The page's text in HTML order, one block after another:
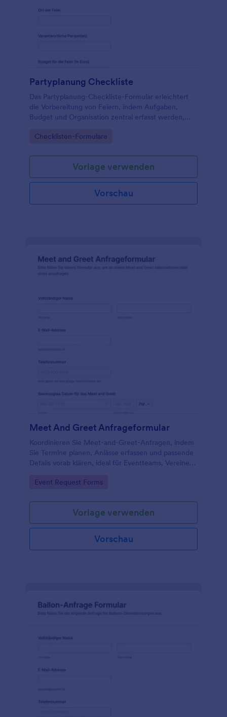
Partyplanung Checkliste
Das Partyplanung-Checkliste-Formular erleichtert
die Vorbereitung von Feiern, indem Aufgaben,
Budget und Organisation zentral erfasst werden,
Eventverantwortliche.
Go to Category:
Checklisten-Formulare
Vorlage verwenden
Vorschau
Meet And Greet Anfrageformular
Koordinieren Sie Meet-and-Greet-Anfragen, indem
Sie Termine planen, Anlässe erfassen und passende
Details vorab klären, ideal für Eventteams, Vereine
Datenerfassung mit Jotform nutzen möchten.
Go to Category:
Event Request Forms
Vorlage verwenden
Vorschau